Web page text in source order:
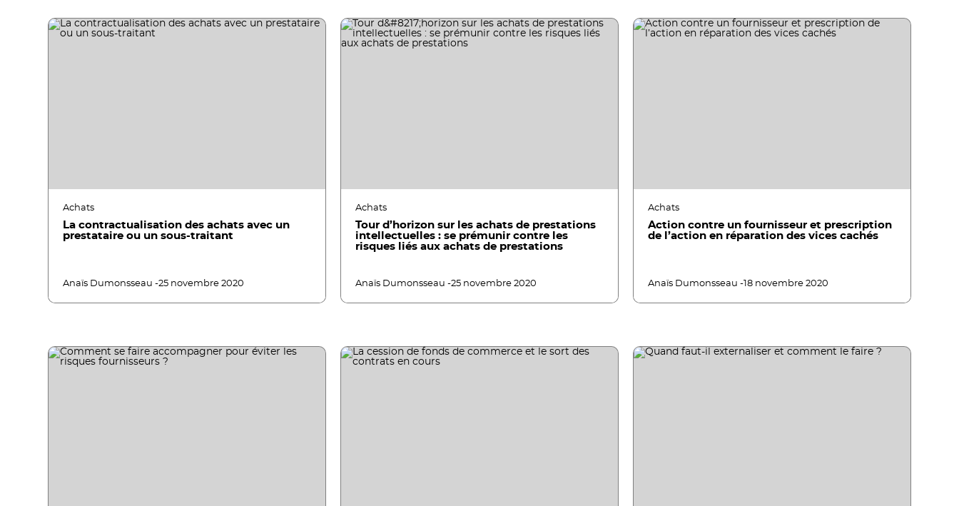
Achats
La contractualisation des achats avec un
prestataire ou un sous-traitant
Anaïs Dumonsseau -25 novembre 2020
Achats
Tour d’horizon sur les achats de prestations
intellectuelles : se prémunir contre les
risques liés aux achats de prestations
Anaïs Dumonsseau -25 novembre 2020
Achats
Action contre un fournisseur et prescription
de l’action en réparation des vices cachés
Anaïs Dumonsseau -18 novembre 2020